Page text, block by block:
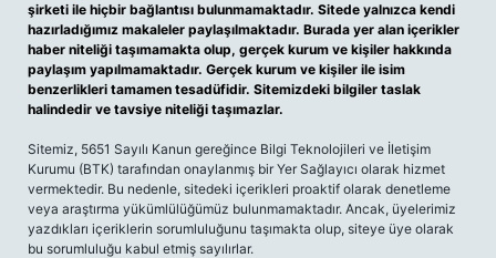
şirketi ile hiçbir bağlantısı bulunmamaktadır. Sitede yalnızca kendi
hazırladığımız makaleler paylaşılmaktadır. Burada yer alan içerikler
haber niteliği taşımamakta olup, gerçek kurum ve kişiler hakkında
paylaşım yapılmamaktadır. Gerçek kurum ve kişiler ile isim
benzerlikleri tamamen tesadüfidir. Sitemizdeki bilgiler taslak
halindedir ve tavsiye niteliği taşımazlar.
Sitemiz, 5651 Sayılı Kanun gereğince Bilgi Teknolojileri ve İletişim
Kurumu (BTK) tarafından onaylanmış bir Yer Sağlayıcı olarak hizmet
vermektedir. Bu nedenle, sitedeki içerikleri proaktif olarak denetleme
veya araştırma yükümlülüğümüz bulunmamaktadır. Ancak, üyelerimiz
yazdıkları içeriklerin sorumluluğunu taşımakta olup, siteye üye olarak
bu sorumluluğu kabul etmiş sayılırlar.